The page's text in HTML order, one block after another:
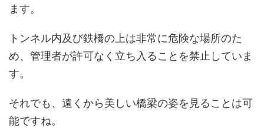
ます。
トンネル内及び鉄橋の上は非常に危険な場所のた
め、管理者が許可なく立ち入ることを禁止していま
す。
それでも、遠くから美しい橋梁の姿を見ることは可
能ですね。